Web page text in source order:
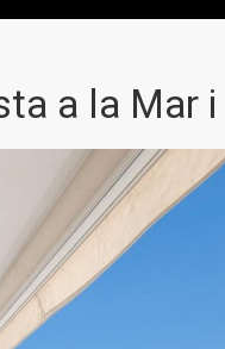
a la Mar